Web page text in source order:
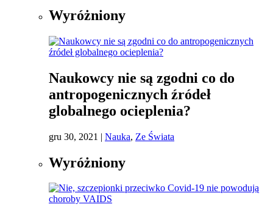
Wyróżniony
Naukowcy nie są zgodni co do
antropogenicznych źródeł
globalnego ocieplenia?
gru 30, 2021 | Nauka, Ze Świata
Wyróżniony